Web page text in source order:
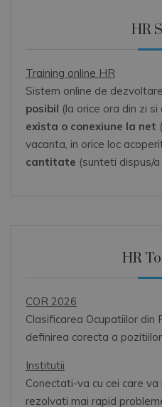
HR
Training online HR
Sistem online de
posibil (la orice ora din zi
exista o conexiune la net
vacanta, in orice loc
cantitate (sunteti dispus/
HR
COR 2026
Clasificarea Ocupatiilor din
definirea corecta a
Institutii
Conectati-va cu cei care
rezolvati mai rapid